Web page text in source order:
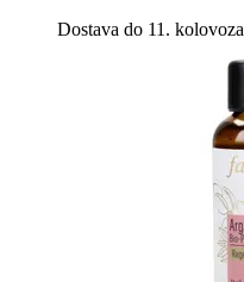
Dostava do 11. kolovoza